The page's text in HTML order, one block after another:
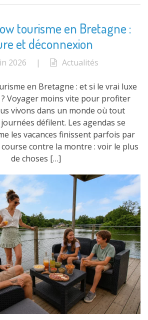
tourisme en Bretagne :
et déconnexion
2026 | Actualités
en Bretagne : et si le vrai luxe
Voyager moins vite pour profiter
vivons dans un monde où tout
journées défilent. Les agendas se
les vacances finissent parfois par
contre la montre : voir le plus
de choses […]